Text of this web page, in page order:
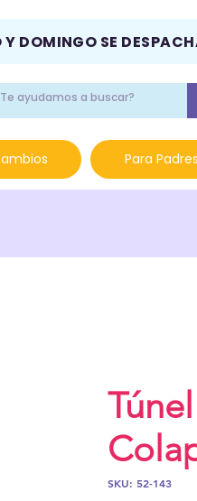
DOMINGO SE
Para Padres
Túnel
SKU: 52-143